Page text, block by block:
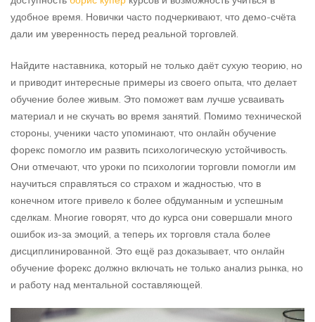
удобное время. Новички часто подчеркивают, что демо-счёта
дали им уверенность перед реальной торговлей.
Найдите наставника, который не только даёт сухую теорию, но
и приводит интересные примеры из своего опыта, что делает
обучение более живым. Это поможет вам лучше усваивать
материал и не скучать во время занятий. Помимо технической
стороны, ученики часто упоминают, что онлайн обучение
форекс помогло им развить психологическую устойчивость.
Они отмечают, что уроки по психологии торговли помогли им
научиться справляться со страхом и жадностью, что в
конечном итоге привело к более обдуманным и успешным
сделкам. Многие говорят, что до курса они совершали много
ошибок из-за эмоций, а теперь их торговля стала более
дисциплинированной. Это ещё раз доказывает, что онлайн
обучение форекс должно включать не только анализ рынка, но
и работу над ментальной составляющей.